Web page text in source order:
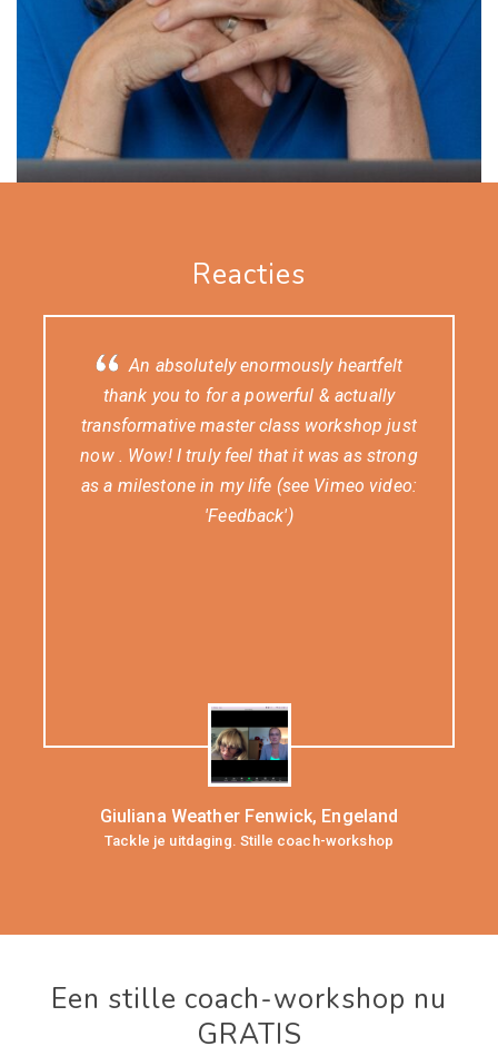
Reacties
An absolutely enormously heartfelt
thank you to for a powerful & actually
transformative master class workshop just
now . Wow! I truly feel that it was as strong
as a milestone in my life (see Vimeo video:
'Feedback')
Giuliana Weather Fenwick, Engeland
Tackle je uitdaging. Stille coach-workshop
Een stille coach-workshop nu
GRATIS